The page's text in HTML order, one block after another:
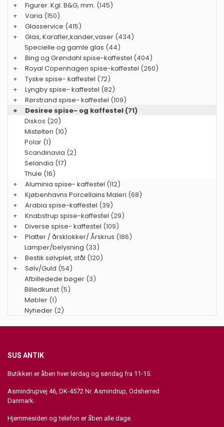
+
Figurer. Kgl. B&G, mm. (145)
+
Varia (150)
+
Glasservice (415)
+
Glas, Karafler,kander,vaser (434)
Specielle og gamle glas (44)
+
Bing og Grøndahl spise-kaffestel (404)
+
Royal Copenhagen spise-kaffestel (260)
+
Tyske spise- kaffestel (72)
+
Lyngby spise- kaffestel (82)
+
Rørstrand spise- kaffestel (109)
+
Desiree spise- og kaffestel (71)
Diskos (20)
Mistelten (10)
Polar (1)
Scandinavia (2)
Selandia (17)
Thule (16)
+
Aluminia spise- kaffestel (112)
+
Kjøbenhavns Porcellains Maleri (68)
+
Arabia spise-kaffestel (39)
+
Knabstrup spise-kaffestel (29)
+
Diverse spise- kaffestel (109)
+
Platter / årsklokker/ Årskrus (186)
Lamper/belysning (33)
+
Bestik sølvplet, stål (120)
+
Sølv/Guld (54)
Afbilledede bøger (3)
Billedkunst (5)
Møbler (1)
Nyheder (2)
SUS ANTIK
Butikken er åben hver lørdag og søndag fra 11-15.
Asmindrupvej 46, DK-4572 Nr. Asmindrup, Odsherred
Danmark.
Hjemmesiden og telefon er åben alle dage.